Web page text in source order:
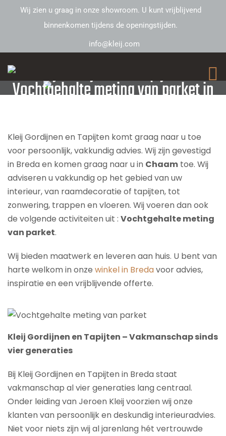
Wij zien u graag in onze showroom. U kunt vrijblijvend
binnenkomen tijdens de openingstijden.
info@kleij.com
Kleij Gordijnen en Tapijten –
Vochtgehalte meting van parket in
Kleij Gordijnen en Tapijten komt graag naar u toe
voor persoonlijk, vakkundig advies. Wij zijn gevestigd
in Breda en komen graag naar u in Chaam toe. Wij
adviseren u vakkundig op het gebied van uw
interieur, van raamdecoratie of tapijten, tot
zonwering, trappen en vloeren. Wij voeren dan ook
de volgende activiteiten uit : Vochtgehalte meting
van parket.
Wij bieden maatwerk en leveren aan huis. U bent van
harte welkom in onze winkel in Bredavoor advies,
inspiratie en een vrijblijvende offerte.
Kleij Gordijnen en Tapijten – Vakmanschap sinds
vier generaties
Bij Kleij Gordijnen en Tapijten in Breda staat
vakmanschap al vier generaties lang centraal.
Onder leiding van Jeroen Kleij voorzien wij onze
klanten van persoonlijk en deskundig interieuradvies.
Niet voor niets zijn wij al jarenlang hét vertrouwde